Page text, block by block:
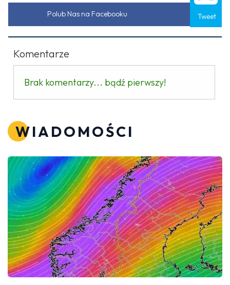
Tweet
Polub Nas na Facebooku
Komentarze
Brak komentarzy... bądź pierwszy!
WIADOMOŚCI